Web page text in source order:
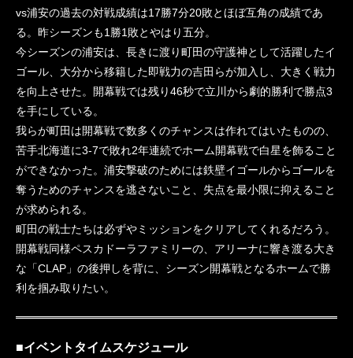
vs浦安の過去の対戦成績は17勝7分20敗とほぼ互角の成績であ
る。昨シーズンも1勝1敗とやはり五分。
今シーズンの浦安は、長きに渡り町田の守護神として活躍したイ
ゴール、大分から移籍した即戦力の吉田らが加入し、大きく戦力
を向上させた。開幕戦では残り46秒で立川から劇的勝利で勝点3
を手にしている。
我らが町田は開幕戦で数多くのチャンスは作れてはいたものの、
苦手北海道に3-7で敗れ2年連続でホーム開幕戦で白星を飾ること
ができなかった。浦安撃破のためには鉄壁イゴールからゴールを
奪うためのチャンスを逃さないこと、失点を最小限に抑えること
が求められる。
町田の戦士たちは必ずやミッションをクリアしてくれるだろう。
開幕戦同様ペスカドーラファミリーの、アリーナに響き渡る大き
な「CLAP」の後押しを背に、シーズン開幕戦となるホームで勝
利を掴み取りたい。
■イベントタイムスケジュール